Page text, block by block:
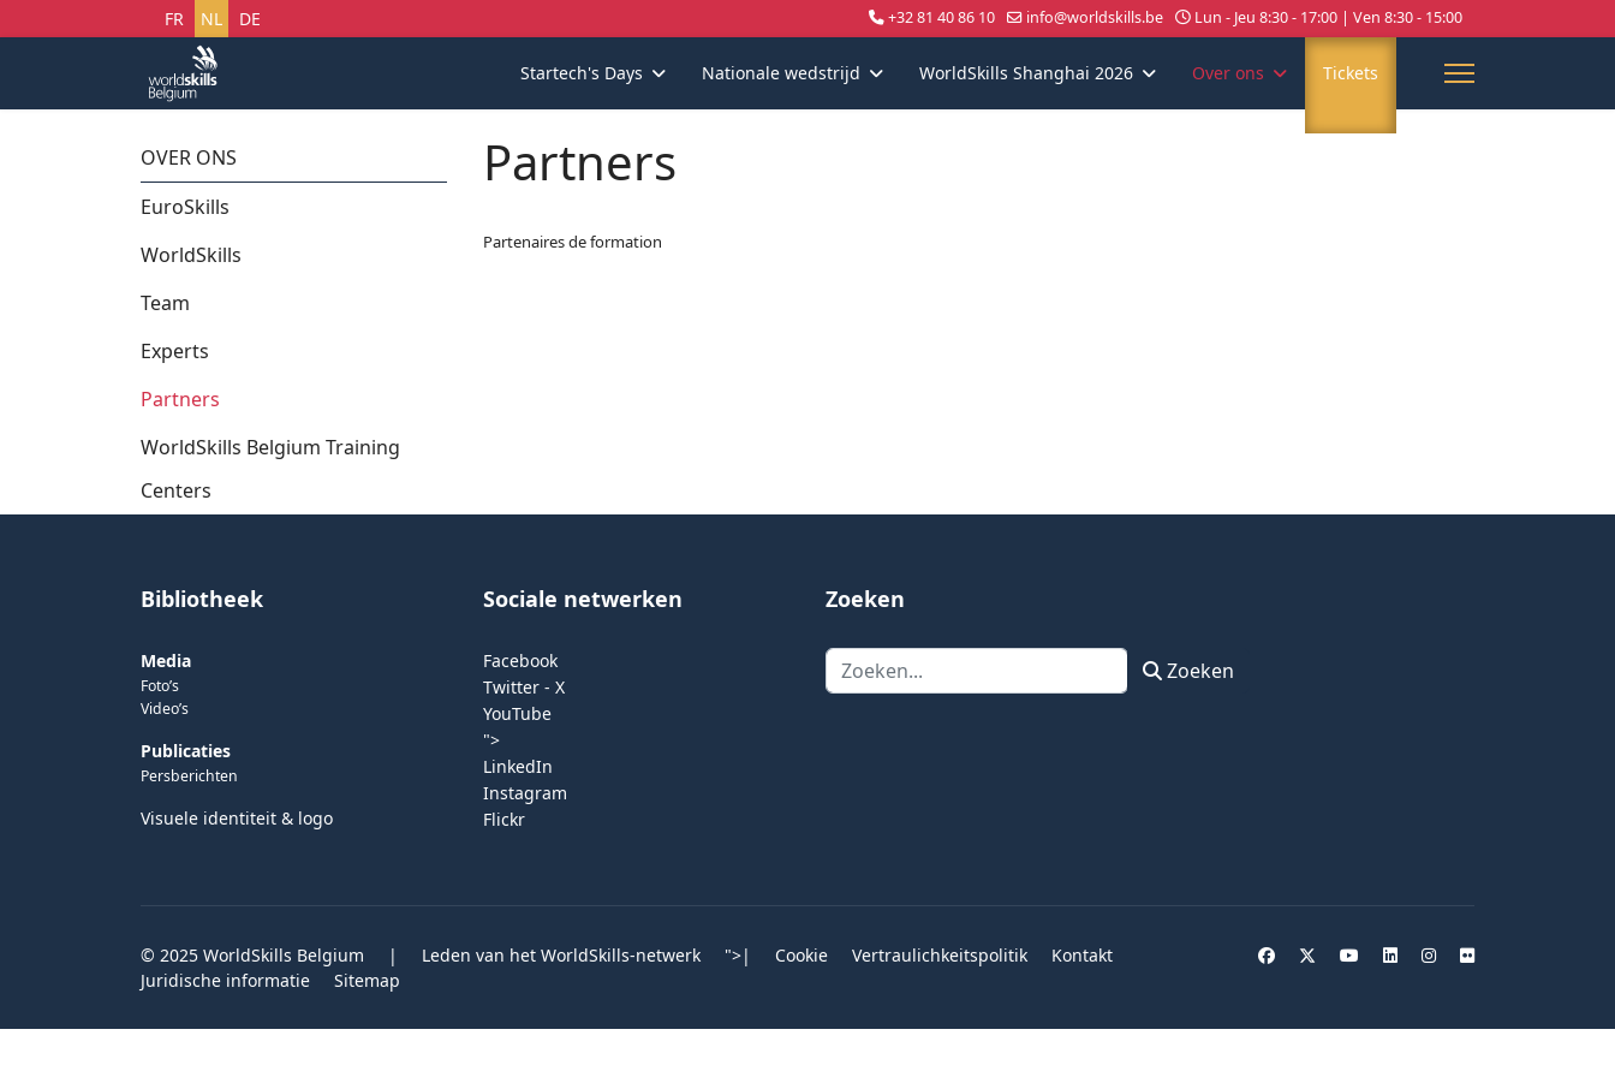
Selecteer uw taal
FR NL DE +32 81 40 86 10 info@worldskills.be Lun - Jeu 8:30 - 17:00 | Ven 8:30 - 15:00
Startech's Days Nationale wedstrijd WorldSkills Shanghai 2026 Over ons Tickets
OVER ONS
EuroSkills
WorldSkills
Team
Experts
Partners
WorldSkills Belgium Training
Centers
Partners
Partenaires de formation
Bibliotheek
Media
Foto’s
Video’s
Publicaties
Persberichten
Visuele identiteit & logo
Sociale netwerken
Facebook
Twitter - X
YouTube
">
LinkedIn
Instagram
Flickr
Zoeken
Zoeken Zoeken
© 2025 WorldSkills Belgium | Leden van het WorldSkills-netwerk ">| Cookie Vertraulichkeitspolitik
Kontakt
Juridische informatie
Sitemap